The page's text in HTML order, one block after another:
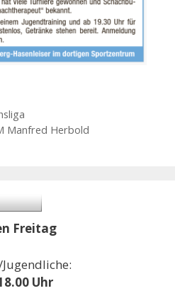
Manfred Herbold
Freitag
Uhr